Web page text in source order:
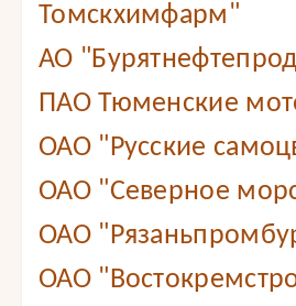
Томскхимфарм"
АО
ПАО Тюменские
ОАО "Русские
ОАО "Северное
ОАО
ОАО